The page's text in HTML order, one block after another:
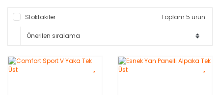
Stoktakiler Toplam 5 ürün